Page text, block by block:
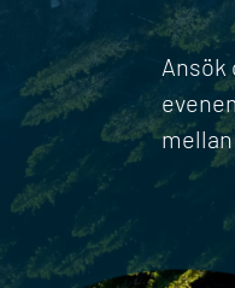
Ansök